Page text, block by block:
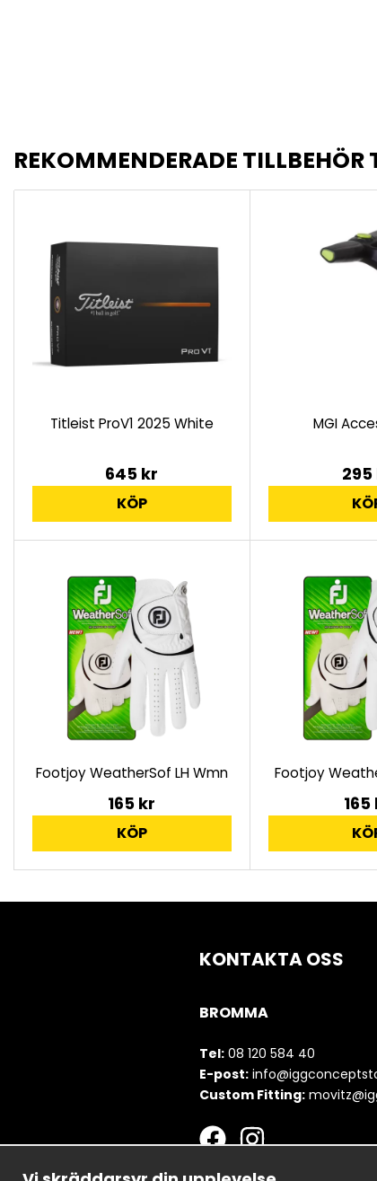
REKOMMENDERADE
Titleist ProV1 2025 White
645 kr
KÖP
MGI
295
Footjoy WeatherSof LH Wmn
165 kr
KÖP
Footjoy
165
KONTAKTA OSS
BROMMA
Tel: 08 120 584 40
E-post:
Custom Fitting: